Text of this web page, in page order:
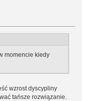
momencie kiedy
wzrost dyscypliny
tańsze rozwiązanie.